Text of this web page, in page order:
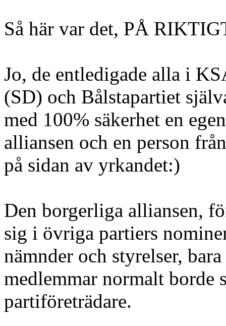
Så här var det, PÅ
Jo, de entledigade alla i
(SD) och Bålstapartiet
med 100% säkerhet en
alliansen och en person
på sidan av yrkandet:)
Den borgerliga alliansen,
sig i övriga partiers
nämnder och styrelser,
medlemmar normalt borde
partiföreträdare.